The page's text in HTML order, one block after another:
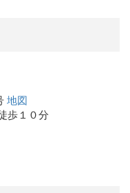
地図
歩１０分